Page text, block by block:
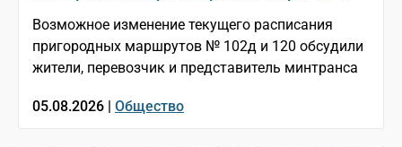
Возможное изменение текущего расписания
пригородных маршрутов № 102д и 120 обсудили
жители, перевозчик и представитель минтранса
05.08.2026 | Общество